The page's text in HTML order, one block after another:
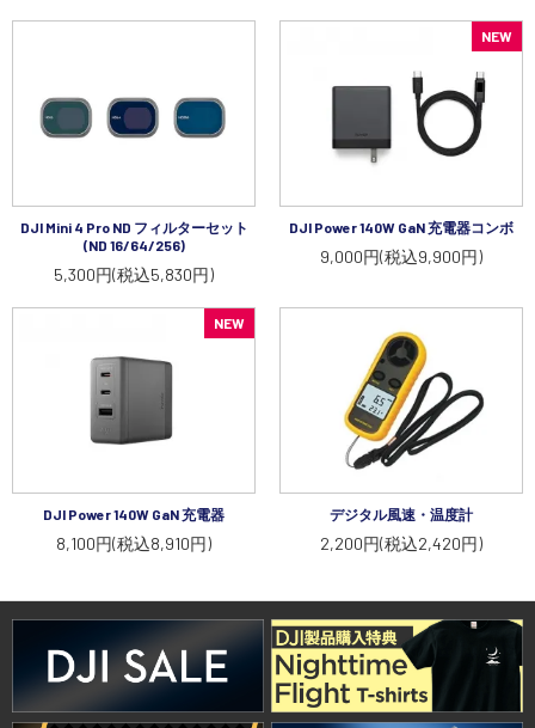
DJI Mini 4 Pro ND フィルターセット
(ND 16/64/256)
5,300円(税込5,830円)
NEW
DJI Power 140W GaN 充電器コンボ
9,000円(税込9,900円)
NEW
DJI Power 140W GaN 充電器
8,100円(税込8,910円)
デジタル風速・温度計
2,200円(税込2,420円)